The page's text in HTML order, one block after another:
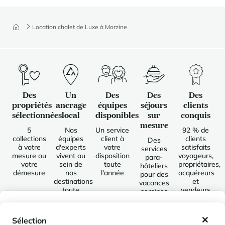
Sélection
Location chalet de Luxe à Morzine
Des
propriétés
sélectionnées
5
collections
à votre
mesure ou
votre
démesure
Un
ancrage
local
Nos
équipes
d'experts
vivent au
sein de
nos
destinations
toute
Des
équipes
disponibles
Un service
client à
votre
disposition
toute
l'année
Des
séjours
sur
mesure
Des
services
para-
hôteliers
pour des
vacances
sereines
Des
clients
conquis
92 % de
clients
satisfaits
voyageurs,
propriétaires,
acquéreurs
et
vendeurs